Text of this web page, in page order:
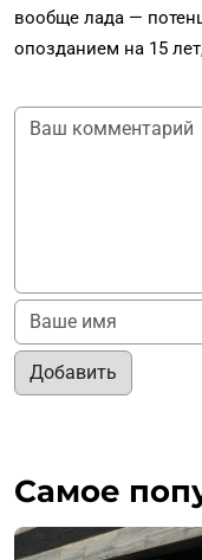
вообще лада —
опозданием на 15
Добавить
Самое